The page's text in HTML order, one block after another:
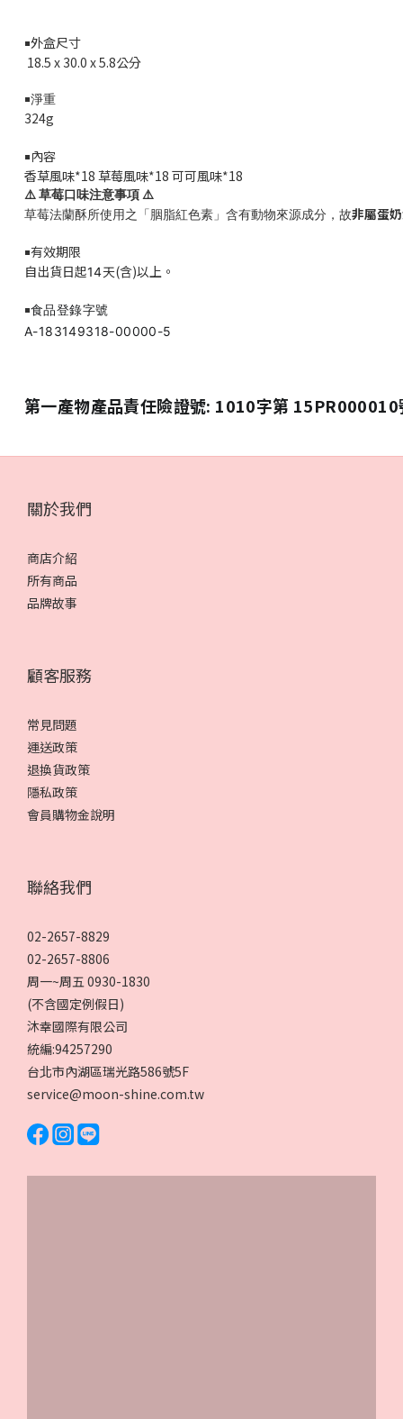
￭外盒尺寸
18.5 x 30.0 x 5.8公分
￭淨重
324g
￭ 內容
香草風味*18 草莓風味*18 可可風味*18
⚠️ 草莓口味注意事項 ⚠️
草莓法蘭酥所使用之「胭脂紅色素」含有動物來源成分，故非屬蛋
￭有效期限
自出貨日起14天(含)以上。
￭食品登錄字號
A-183149318-00000-5
第一產物產品責任險證號: 1010字第 15PR000010
關於我們
商店介紹
所有商品
品牌故事
顧客服務
常見問題
運送政策
退換貨政策
隱私政策
會員購物金說明
聯絡我們
02-2657-8829
02-2657-8806
周一~周五 0930-1830
(不含國定例假日)
沐幸國際有限公司
統編:94257290
台北市內湖區瑞光路586號5F
service@moon-shine.com.tw